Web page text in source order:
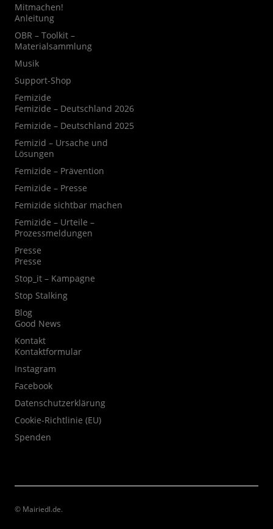
Mitmachen!
Anleitung
OBR – Toolkit –
Materialsammlung
Musik
Support-Shop
Femizide
Femizide – Deutschland 2026
Femizide – Deutschland 2025
Femizid – Ursache und
Lösungen
Femizide – Prävention
Femizide – Presse
Femizide sichtbar machen
Femizide – Urteile –
Prozessmeldungen
Presse
Presse
Stop_it – Kampagne
Stop Stalking
Blog
Good News
Kontakt
Kontaktformular
Instagram
Facebook
Datenschutzerklärung
Cookie-Richtlinie (EU)
Spenden
© Mairiedl.de